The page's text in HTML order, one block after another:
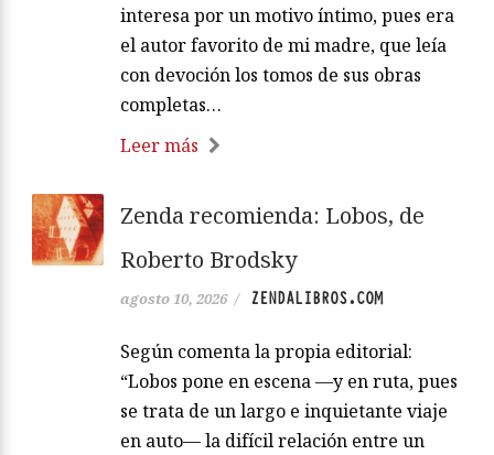
interesa por un motivo íntimo, pues era
el autor favorito de mi madre, que leía
con devoción los tomos de sus obras
completas…
Leer más
Zenda recomienda: Lobos, de
Roberto Brodsky
agosto 10, 2026 / ZENDALIBROS.COM
Según comenta la propia editorial:
“Lobos pone en escena —y en ruta, pues
se trata de un largo e inquietante viaje
en auto— la difícil relación entre un